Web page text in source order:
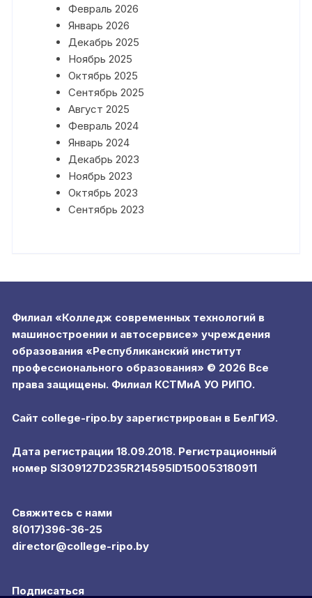
Февраль 2026
Январь 2026
Декабрь 2025
Ноябрь 2025
Октябрь 2025
Сентябрь 2025
Август 2025
Февраль 2024
Январь 2024
Декабрь 2023
Ноябрь 2023
Октябрь 2023
Сентябрь 2023
Филиал «Колледж современных технологий в
машиностроении и автосервисе» учреждения
образования «Республиканский институт
профессионального образования» © 2026 Все
права защищены. Филиал КСТМиА УО РИПО.
Сайт college-ripo.by зарегистрирован в БелГИЭ.
Дата регистрации 18.09.2018. Регистрационный
номер SI309127D235R214595ID150053180911
Свяжитесь с нами
8(017)396-36-25
director@college-ripo.by
Подписаться